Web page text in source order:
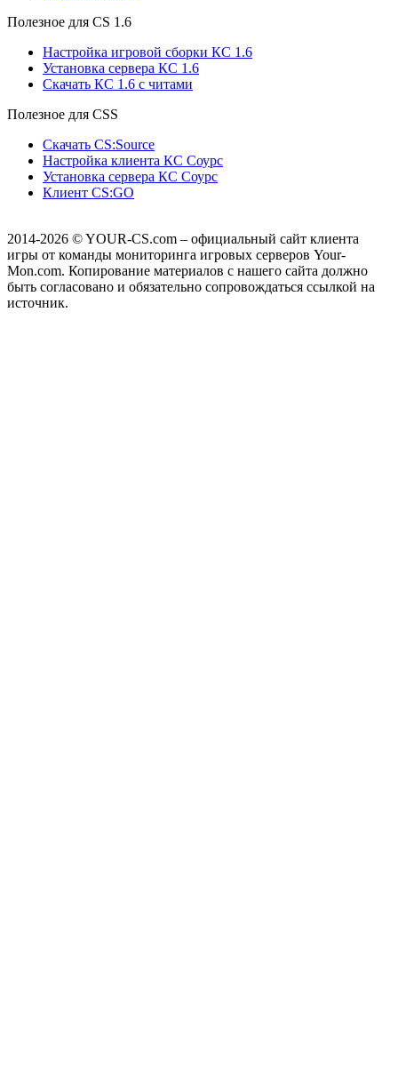
Полезное для CS 1.6
Настройка игровой сборки КС 1.6
Установка сервера КС 1.6
Скачать КС 1.6 с читами
Полезное для CSS
Скачать CS:Source
Настройка клиента КС Cоурс
Установка сервера КС Соурс
Клиент CS:GO
2014-2026 © YOUR-CS.com – официальный сайт клиента
игры от команды мониторинга игровых серверов Your-
Mon.com. Копирование материалов с нашего сайта должно
быть согласовано и обязательно сопровождаться ссылкой на
источник.